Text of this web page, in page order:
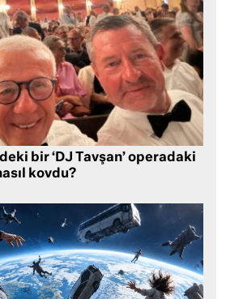
bir ‘DJ Tavşan’ operadaki
kovdu?